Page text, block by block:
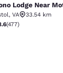
Near
Lodge Near
, VA
33.54 km
de 3.56
(477)